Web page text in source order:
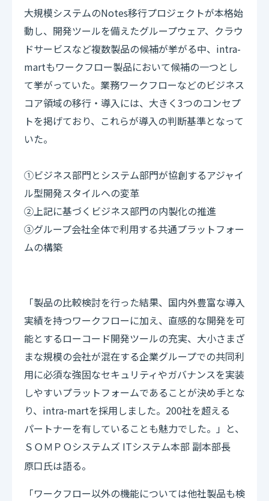
大規模システムのNotes移行プロジェクトが本格始
動し、開発ツールを備えたグループウェア、クラウ
ドサービスなど複数製品の候補が挙がる中、intra-
martもワークフロー製品において候補の一つとし
て挙がっていた。業務ワークフローなどのビジネス
コア領域の移行・導入には、大きく3つのコンセプ
トを掲げており、これらが導入の判断基準となって
いた。
①ビジネス部門とシステム部門が協創するアジャイ
ル型開発スタイルへの変革
②上記に基づくビジネス部門の内製化の推進
③グループ会社全体で利用する共通プラットフォー
ムの構築
「製品の比較検討を行った結果、国内外豊富な導入
実績を持つワークフローに加え、直感的な開発を可
能とするローコード開発ツールの充実、大小さまざ
まな規模の会社が混在する企業グループでの共同利
用に必須な強固なセキュリティやガバナンスを実装
しやすいプラットフォームであることが決め手とな
り、intra-martを採用しました。200社を超える
パートナーを有していることも魅力でした。」と、
ＳＯＭＰＯ システムズ ITシステム本部 副本部長
原口氏は語る。
「ワークフロー以外の機能については他社製品も検